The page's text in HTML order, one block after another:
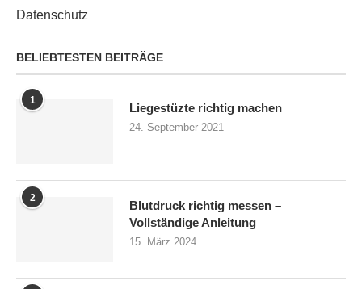
Datenschutz
BELIEBTESTEN BEITRÄGE
1
Liegestüzte richtig machen
24. September 2021
2
Blutdruck richtig messen –
Vollständige Anleitung
15. März 2024